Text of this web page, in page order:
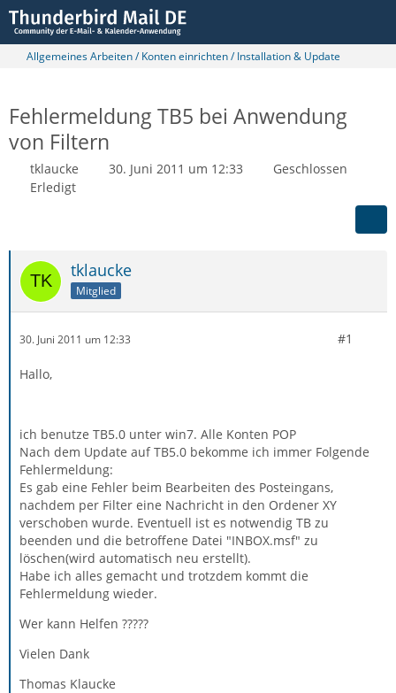
Allgemeines Arbeiten / Konten einrichten / Installation & Update
Fehlermeldung TB5 bei Anwendung
von Filtern
tklaucke 30. Juni 2011 um 12:33
Geschlossen
Erledigt
tklaucke
Mitglied
30. Juni 2011 um 12:33 #1
Hallo,
ich benutze TB5.0 unter win7. Alle Konten POP
Nach dem Update auf TB5.0 bekomme ich immer Folgende
Fehlermeldung:
Es gab eine Fehler beim Bearbeiten des Posteingans,
nachdem per Filter eine Nachricht in den Ordener XY
verschoben wurde. Eventuell ist es notwendig TB zu
beenden und die betroffene Datei "INBOX.msf" zu
löschen(wird automatisch neu erstellt).
Habe ich alles gemacht und trotzdem kommt die
Fehlermeldung wieder.
Wer kann Helfen ?????
Vielen Dank
Thomas Klaucke